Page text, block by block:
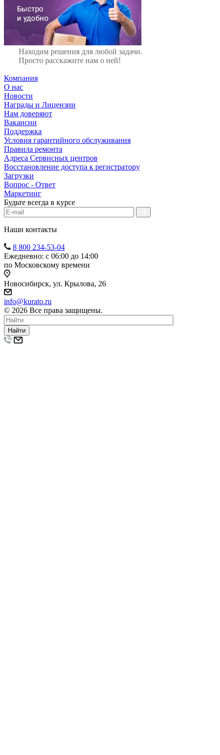
Находим решения для любой задачи.
Просто расскажите нам о ней!
Компания
О нас
Новости
Награды и Лицензии
Нам доверяют
Вакансии
Поддержка
Условия гарантийного обслуживания
Правила ремонта
Адреса Сервисных центров
Восстановление доступа к регистратору
Загрузки
Вопрос - Ответ
Маркетинг
Будьте всегда в курсе
Наши контакты
8 800 234-53-04
Ежедневно: с 06:00 до 14:00
по Московскому времени
Новосибирск, ул. Крылова, 26
info@kurato.ru
© 2026 Все права защищены.
Найти